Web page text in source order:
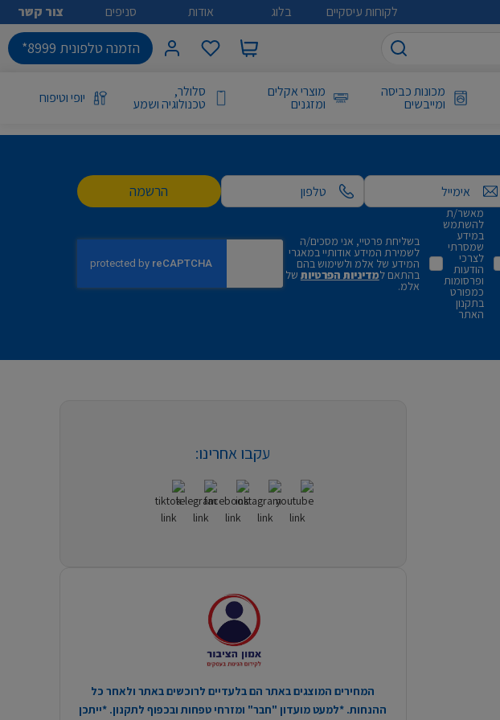
לקוחות עיסקיים בלוג אודות סניפים צור קשר
הזמנה טלפונית 8999*
מכונות כביסה
ומייבשים
מוצרי אקלים
ומזגנים
סלולר,
טכנולוגיה ושמע יופי וטיפוח
אימייל הרשמה
מאשר/ת
להשתמש
במידע
שמסרתי
לצרכי
הודעות
ופרסומות
כמפורט
בתקנון
האתר
בשליחת פרטיי, אני מסכים/ה
לשמירת המידע אודותיי במאגרי
המידע של אלמ ולשימוש בהם
בהתאם למדיניות הפרטיות של
אלמ.
עקבו אחרינו:
המחירים המוצגים באתר הם בלעדיים לרוכשים באתר ולאחר כל
ההנחות. *למעט מועדון "חבר" ומזרחי טפחות ובכפוף לתקנון. *ייתכן